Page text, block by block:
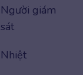
Người giám
sát
Nhiệt